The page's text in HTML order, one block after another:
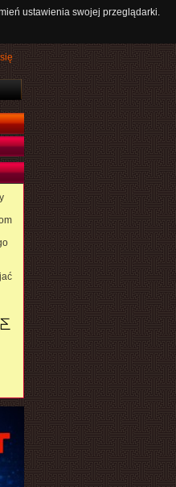
ustawienia swojej przeglądarki.